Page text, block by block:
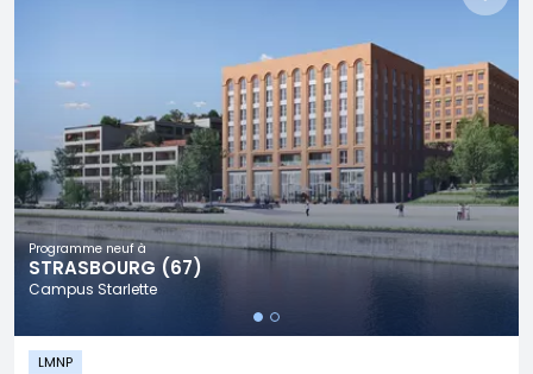
Programme neuf à
STRASBOURG (67)
Campus Starlette
LMNP